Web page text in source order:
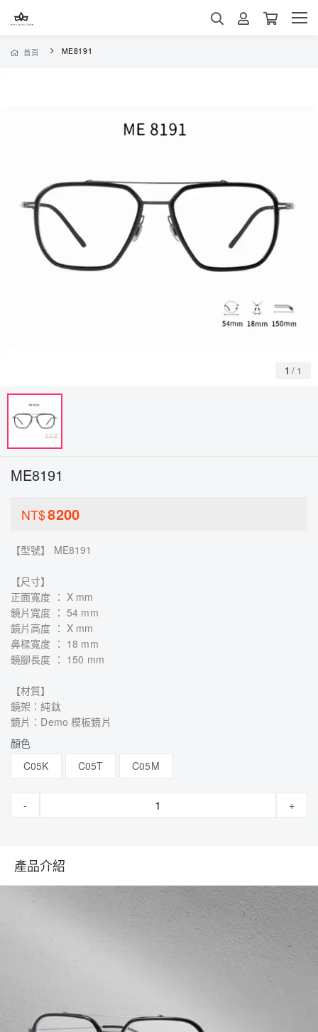
首頁 ME8191
1 / 1
ME8191
NT$8200
【型號】 ME8191
【尺寸】
正面寬度 ： X mm
鏡片寬度 ： 54 mm
鏡片高度 ： X mm
鼻樑寬度 ： 18 mm
鏡腳長度 ： 150 mm
【材質】
鏡架：純鈦
鏡片：Demo 模板鏡片
顏色
C05K
C05T C05M
- +
產品介紹